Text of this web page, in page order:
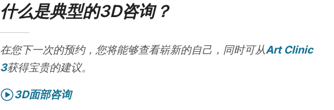
什么是典型的3D咨询？
在您下一次的预约，您将能够查看崭新的自己，同时可从Art Clinic
3获得宝贵的建议。
3D面部咨询